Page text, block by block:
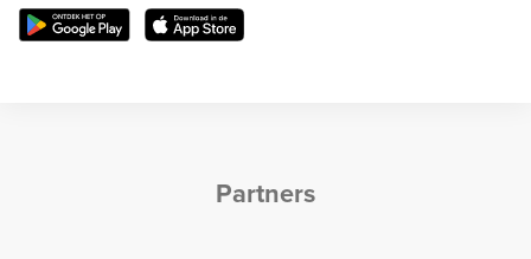
Partners